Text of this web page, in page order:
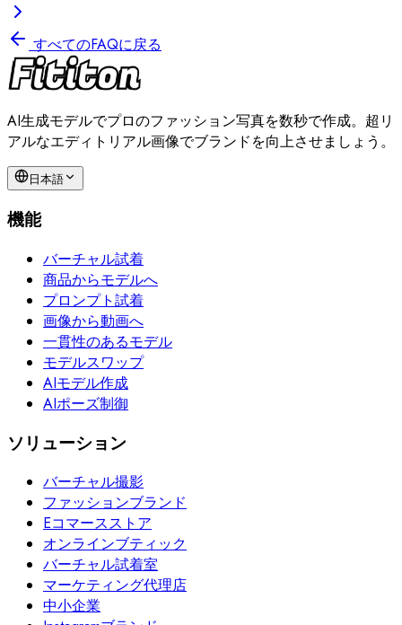
すべてのFAQに戻る
AI生成モデルでプロのファッション写真を数秒で作成。超リ
アルなエディトリアル画像でブランドを向上させましょう。
日本語
機能
バーチャル試着
商品からモデルへ
プロンプト試着
画像から動画へ
一貫性のあるモデル
モデルスワップ
AIモデル作成
AIポーズ制御
ソリューション
バーチャル撮影
ファッションブランド
Eコマースストア
オンラインブティック
バーチャル試着室
マーケティング代理店
中小企業